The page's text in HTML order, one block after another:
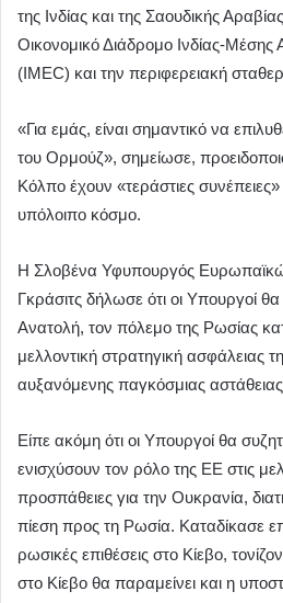
της Ινδίας και της Σαουδικής
Οικονομικό Διάδρομο Ινδίας-
(IMEC) και την περιφερειακή
«Για εμάς, είναι σημαντικό να
του Ορμούζ», σημείωσε,
Κόλπο έχουν «τεράστιες
υπόλοιπο κόσμο.
Η Σλοβένα Υφυπουργός
Γκράσιτς δήλωσε ότι οι Υπουργοί
Ανατολή, τον πόλεμο της Ρωσίας
μελλοντική στρατηγική ασφάλειας
αυξανόμενης παγκόσμιας
Είπε ακόμη ότι οι Υπουργοί θα
ενισχύσουν τον ρόλο της ΕΕ στις
προσπάθειες για την Ουκρανία,
πίεση προς τη Ρωσία. Καταδίκασε
ρωσικές επιθέσεις στο Κίεβο,
στο Κίεβο θα παραμείνει και η